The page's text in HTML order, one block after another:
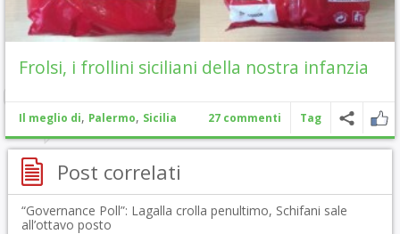
Frolsi, i frollini siciliani della nostra infanzia
Il meglio di, Palermo, Sicilia 27 commenti Tag
Post correlati
“Governance Poll”: Lagalla crolla penultimo, Schifani sale
all’ottavo posto